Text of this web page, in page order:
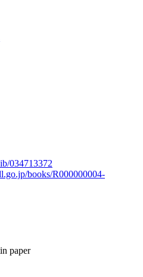
034713372
books/R000000004-
paper